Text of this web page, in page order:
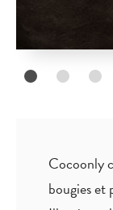
Cocoonly
bougies et